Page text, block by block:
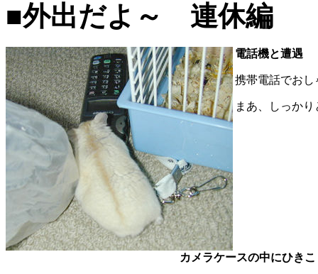
■外出だよ～ 連休編
電話機と遭遇
携帯電話でおし
まあ、しっか
カメラケースの中にひき